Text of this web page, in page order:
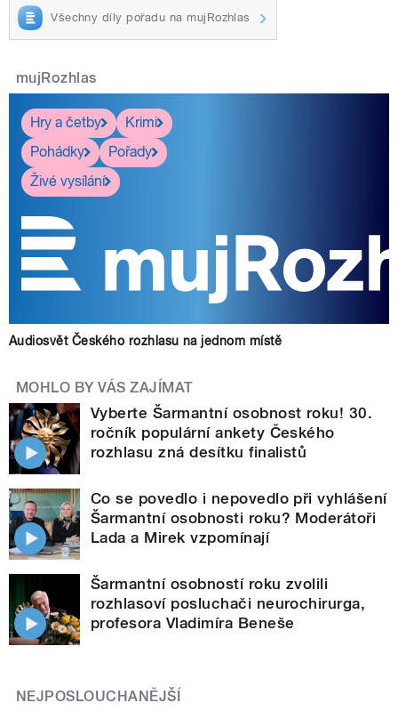
Všechny díly pořadu na mujRozhlas
mujRozhlas
Hry a četby
Krimi
Pohádky
Pořady
Živé vysílání
Audiosvět Českého rozhlasu na jednom místě
MOHLO BY VÁS ZAJÍMAT
Vyberte Šarmantní osobnost roku! 30.
ročník populární ankety Českého
rozhlasu zná desítku finalistů
Co se povedlo i nepovedlo při vyhlášení
Šarmantní osobnosti roku? Moderátoři
Lada a Mirek vzpomínají
Šarmantní osobností roku zvolili
rozhlasoví posluchači neurochirurga,
profesora Vladimíra Beneše
NEJPOSLOUCHANĚJŠÍ